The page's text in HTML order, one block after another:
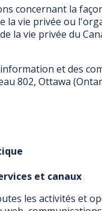
concernant la
la vie privée ou
la vie privée du
et des
802, Ottawa
et canaux
les activités et